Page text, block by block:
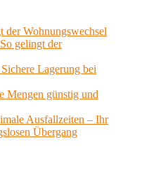
der Wohnungswechsel
gelingt der
Lagerung bei
Mengen günstig und
Ausfallzeiten – Ihr
Übergang